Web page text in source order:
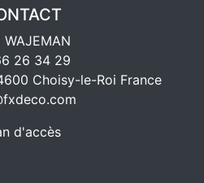
WAJEMAN
26 34 29
Choisy-le-Roi France
d'accès